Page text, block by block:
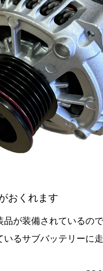
おくれます
が装備されているの
るサブバッテリーに